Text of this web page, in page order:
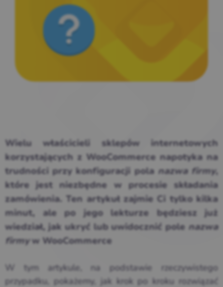
Wielu właścicieli sklepów internetowych
korzystających z WooCommerce napotyka na
trudności przy konfiguracji pola nazwa firmy
które jest niezbędne w procesie składania
zamówienia. Ten artykuł zajmie Ci tylko kilka
minut, ale po jego lekturze będziesz już
wiedział, jak ukryć lub uwidocznić pole nazwa
firmy w WooCommerce
W tym artykule, na podstawie rzeczywistego
przypadku, pokażemy, jak krok po kroku rozwiązać